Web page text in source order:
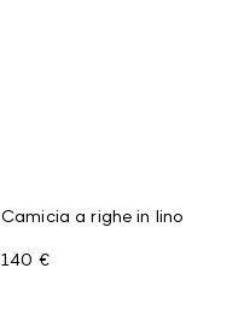
Camicia a righe in lino
140 €